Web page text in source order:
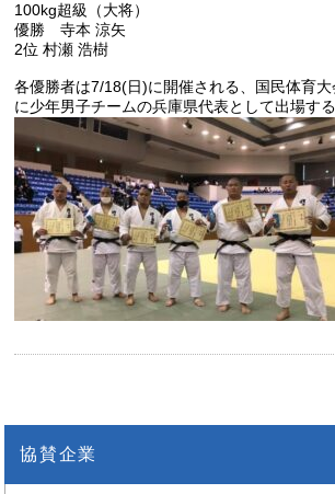
100kg超級（大将）
優勝 寺本 涼矢
2位 村瀬 浩樹
各優勝者は7/18(日)に開催される、国民体育
に少年男子チームの兵庫県代表として出場す
協賛企業